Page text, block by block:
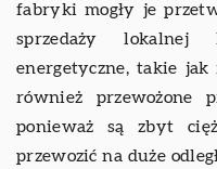
fabryki mogły je
sprzedaży lokalnej
energetyczne, takie
również przewożone
ponieważ są zbyt
przewozić na duże